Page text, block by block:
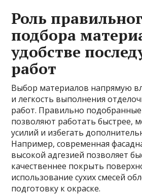
Роль
подбора
удобстве
работ
Выбор материалов напрямую
и легкость выполнения
работ. Правильно
позволяют работать быстрее,
усилий и избегать
Например, современная
высокой адгезией позволяет
качественнее покрыть
использование сухих смесей
подготовку к окраске.